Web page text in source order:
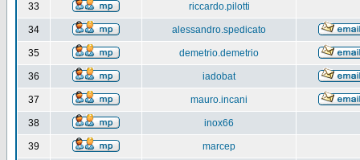
33 riccardo.pilotti
34 alessandro.spedicato
35 demetrio.demetrio
36 iadobat
37 mauro.incani
38 inox66
39 marcep